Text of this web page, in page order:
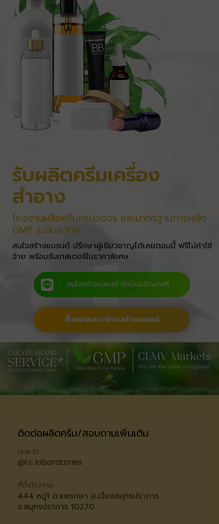
รับผลิตครีมเครื่อง
สำอาง
โรงงานผลิตครีมครบวงจร และมาตรฐานการผลิต
GMP ระดับสากล
สนใจสร้างแบรนด์ ปรีกษาผู้เชียวชาญได้เลยตอนนี้ ฟรีไม่ค่าใช้
จ่าย พร้อมรับเทสเตอร์ในราคาพิเศษ
สนใจสร้างแบรนด์ ทักไลน์ปรึกษาฟรี
ขั้นตอนและบริการสร้างแบรนด์
ติดต่อผลิตครีม/สอบถามเพิ่มเติม
Line ID
@i.c.laboratories
ที่ตั้งโรงงาน
444 หมู่1 ต.แพรกษา อ.เมืองสมุทรปราการ
จ.สมุทรปราการ 10270